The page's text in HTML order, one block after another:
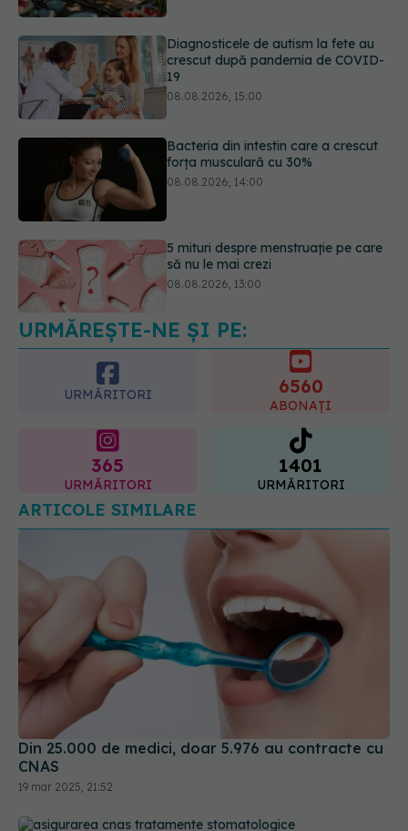
Diagnosticele de autism la fete au
crescut după pandemia de COVID-
19
08.08.2026, 15:00
Bacteria din intestin care a crescut
forța musculară cu 30%
08.08.2026, 14:00
5 mituri despre menstruație pe care
să nu le mai crezi
08.08.2026, 13:00
URMĂREȘTE-NE ȘI PE:
URMĂRITORI 6560
ABONAȚI
365
URMĂRITORI
1401
URMĂRITORI
ARTICOLE SIMILARE
Din 25.000 de medici, doar 5.976 au contracte cu
CNAS
19 mar 2025, 21:52